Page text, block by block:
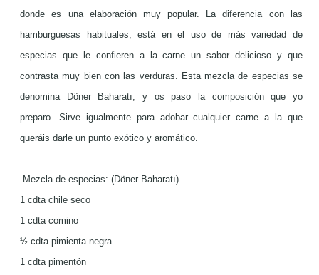
donde es una elaboración muy popular. La diferencia con las
hamburguesas habituales, está en el uso de más variedad de
especias que le confieren a la carne un sabor delicioso y que
contrasta muy bien con las verduras. Esta mezcla de especias se
denomina
Döner Baharatı, y os paso la composición que yo
preparo. Sirve igualmente para adobar cualquier carne a la que
queráis darle un punto exótico y aromático.
Mezcla de especias: (Döner Baharatı)
1 cdta chile seco
1 cdta comino
½ cdta pimienta negra
1 cdta pimentón